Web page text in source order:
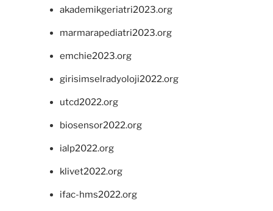
akademikgeriatri2023.org
marmarapediatri2023.org
emchie2023.org
girisimselradyoloji2022.org
utcd2022.org
biosensor2022.org
ialp2022.org
klivet2022.org
ifac-hms2022.org